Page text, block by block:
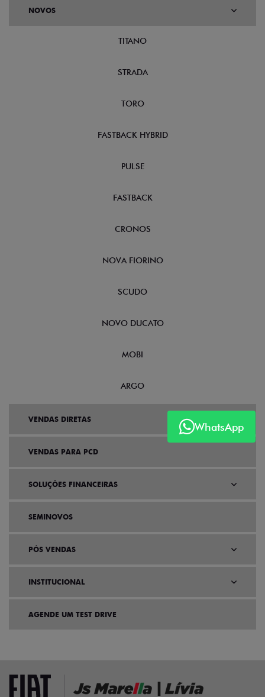
WhatsApp
NOVOS
TITANO
STRADA
TORO
FASTBACK HYBRID
PULSE
FASTBACK
CRONOS
NOVA FIORINO
SCUDO
NOVO DUCATO
MOBI
ARGO
VENDAS DIRETAS
VENDAS PARA PCD
SOLUÇÕES FINANCEIRAS
SEMINOVOS
PÓS VENDAS
INSTITUCIONAL
AGENDE UM TEST DRIVE